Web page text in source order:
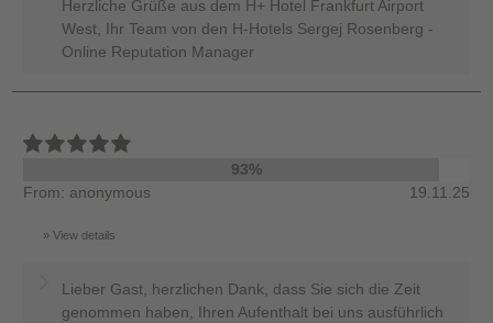
Herzliche Grüße aus dem H+ Hotel Frankfurt Airport
West, Ihr Team von den H-Hotels Sergej Rosenberg -
Online Reputation Manager
93%
From: anonymous
19.11.25
View details
Lieber Gast, herzlichen Dank, dass Sie sich die Zeit
genommen haben, Ihren Aufenthalt bei uns ausführlich